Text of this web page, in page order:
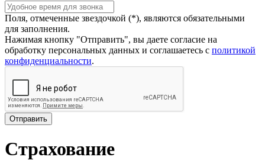
Поля, отмеченные звездочкой (*), являются обязательными
для заполнения.
Нажимая кнопку "Отправить", вы даете согласие на
обработку персональных данных и соглашаетесь с политикой
конфиденциальности.
Страхование